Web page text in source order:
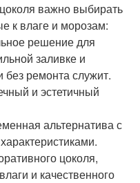
важно выбирать
к влаге и морозам:
решение для
заливке и
ремонта служит.
и эстетичный
альтернатива с
цоколя,
и качественного